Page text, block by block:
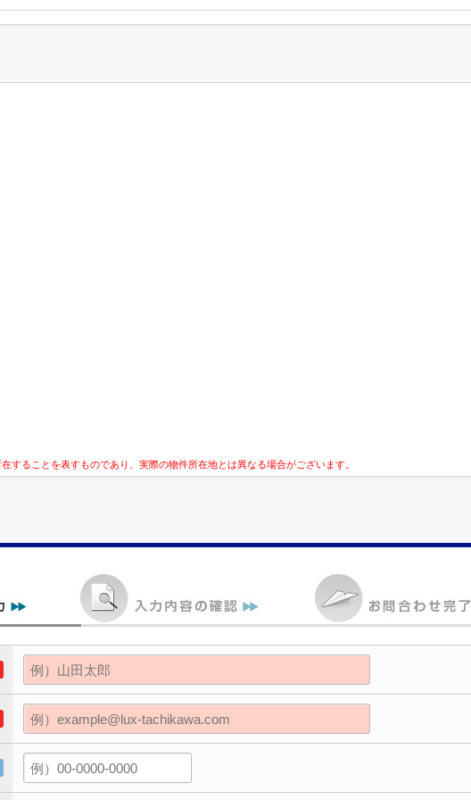
することを表すものであり、実際の物件所在地とは異なる場合がございます。